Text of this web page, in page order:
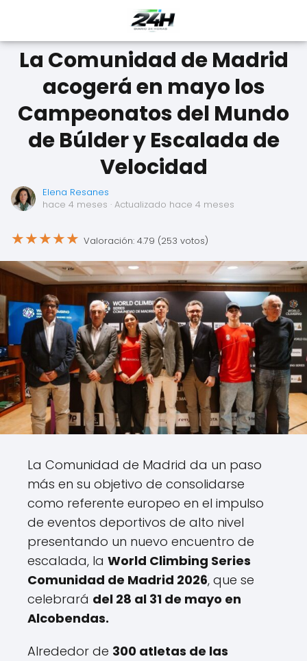
La Comunidad de Madrid
acogerá en mayo los
Campeonatos del Mundo
de Búlder y Escalada de
Velocidad
Elena Resanes
hace 4 meses · Actualizado hace 4 meses
★★★★★ Valoración: 4.79 (253 votos)
La Comunidad de Madrid da un paso
más en su objetivo de consolidarse
como referente europeo en el impulso
de eventos deportivos de alto nivel
presentando un nuevo encuentro de
escalada, la World Climbing Series
Comunidad de Madrid 2026, que se
celebrará del 28 al 31 de mayo en
Alcobendas.
Alrededor de 300 atletas de las